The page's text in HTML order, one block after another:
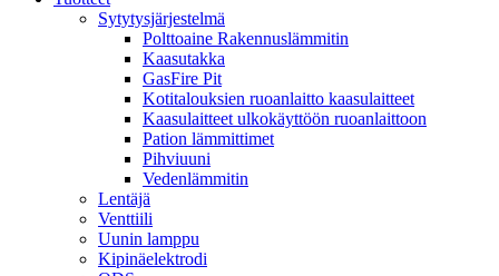
Sytytysjärjestelmä
Polttoaine Rakennuslämmitin
Kaasutakka
GasFire Pit
Kotitalouksien ruoanlaitto kaasulaitteet
Kaasulaitteet ulkokäyttöön ruoanlaittoon
Pation lämmittimet
Pihviuuni
Vedenlämmitin
Lentäjä
Venttiili
Uunin lamppu
Kipinäelektrodi